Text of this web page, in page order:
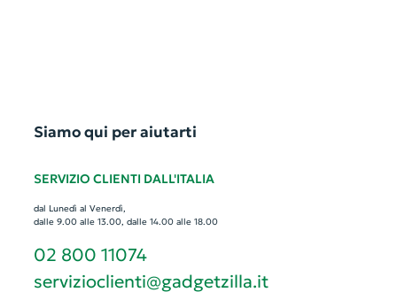
Siamo qui per aiutarti
SERVIZIO CLIENTI DALL'ITALIA
dal Lunedì al Venerdì,
dalle 9.00 alle 13.00, dalle 14.00 alle 18.00
02 800 11074
servizioclienti@gadgetzilla.it